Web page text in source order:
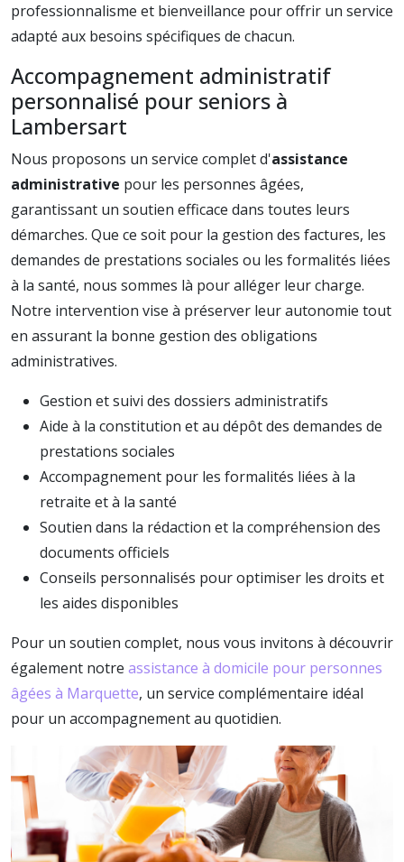
professionnalisme et bienveillance pour offrir un service
adapté aux besoins spécifiques de chacun.
Accompagnement administratif
personnalisé pour seniors à
Lambersart
Nous proposons un service complet d'assistance
administrative pour les personnes âgées,
garantissant un soutien efficace dans toutes leurs
démarches. Que ce soit pour la gestion des factures, les
demandes de prestations sociales ou les formalités liées
à la santé, nous sommes là pour alléger leur charge.
Notre intervention vise à préserver leur autonomie tout
en assurant la bonne gestion des obligations
administratives.
Gestion et suivi des dossiers administratifs
Aide à la constitution et au dépôt des demandes de
prestations sociales
Accompagnement pour les formalités liées à la
retraite et à la santé
Soutien dans la rédaction et la compréhension des
documents officiels
Conseils personnalisés pour optimiser les droits et
les aides disponibles
Pour un soutien complet, nous vous invitons à découvrir
également notre assistance à domicile pour personnes
âgées à Marquette, un service complémentaire idéal
pour un accompagnement au quotidien.